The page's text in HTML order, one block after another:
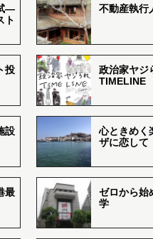
―
ト
不動産執行
投
政治家ヤジ
TIMELINE
設
心ときめく
ザに恋して
最
ゼロから始
学